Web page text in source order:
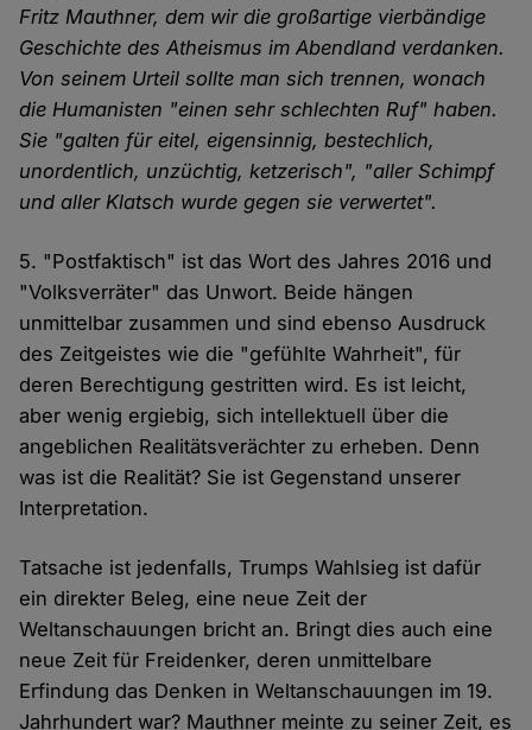
Fritz Mauthner, dem wir die großartige vierbändige
Geschichte des Atheismus im Abendland verdanken.
Von seinem Urteil sollte man sich trennen, wonach
die Humanisten "einen sehr schlechten Ruf" haben.
Sie "galten für eitel, eigensinnig, bestechlich,
unordentlich, unzüchtig, ketzerisch", "aller Schimpf
und aller Klatsch wurde gegen sie verwertet".
5. "Postfaktisch" ist das Wort des Jahres 2016 und
"Volksverräter" das Unwort. Beide hängen
unmittelbar zusammen und sind ebenso Ausdruck
des Zeitgeistes wie die "gefühlte Wahrheit", für
deren Berechtigung gestritten wird. Es ist leicht,
aber wenig ergiebig, sich intellektuell über die
angeblichen Realitätsverächter zu erheben. Denn
was ist die Realität? Sie ist Gegenstand unserer
Interpretation.
Tatsache ist jedenfalls, Trumps Wahlsieg ist dafür
ein direkter Beleg, eine neue Zeit der
Weltanschauungen bricht an. Bringt dies auch eine
neue Zeit für Freidenker, deren unmittelbare
Erfindung das Denken in Weltanschauungen im 19.
Jahrhundert war? Mauthner meinte zu seiner Zeit, es